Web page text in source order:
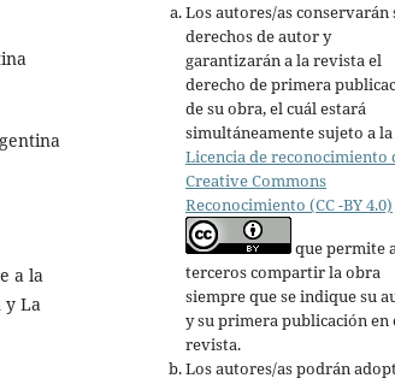
a la
y La
Los autores/as conservarán
derechos de autor y
garantizarán a la revista el
derecho de primera
de su obra, el cuál estará
simultáneamente sujeto a la
Licencia de reconocimiento
Creative Commons
Reconocimiento (CC -BY 4.0)
que permite
terceros compartir la obra
siempre que se indique su
y su primera publicación en
revista.
Los autores/as podrán